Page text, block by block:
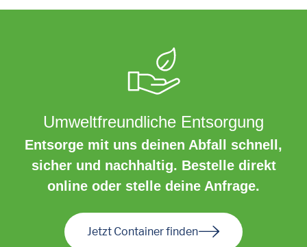
Umweltfreundliche Entsorgung
Entsorge mit uns deinen Abfall schnell,
sicher und nachhaltig. Bestelle direkt
online oder stelle deine Anfrage.
Jetzt Container finden